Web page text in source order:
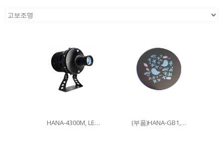
HANA-4300M, LED300W (부품)HANA-GB1, 이미지글라스